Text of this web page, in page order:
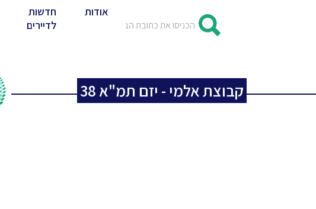
חדשות
לדיירים
אודות
קבוצת אלמי - יזם תמ"א 38